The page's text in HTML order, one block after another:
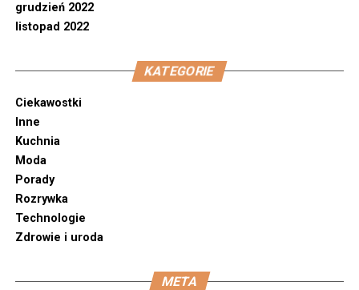
grudzień 2022
listopad 2022
KATEGORIE
Ciekawostki
Inne
Kuchnia
Moda
Porady
Rozrywka
Technologie
Zdrowie i uroda
META